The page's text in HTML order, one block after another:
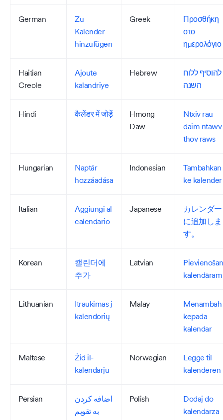
German
Zu
Kalender
hinzufügen
Greek
Προσθήκη
στο
ημερολόγιο
Haitian
Creole
Ajoute
kalandriye
Hebrew
להוסיף ללוח
השנה
Hindi कैलेंडर में जोड़ें
Hmong
Daw
Ntxiv rau
daim ntawv
thov raws
Hungarian
Naptár
hozzáadása
Indonesian
Tambahkan
ke kalender
Italian
Aggiungi al
calendario
Japanese
カレンダー
に追加しま
す。
Korean
캘린더에
추가
Latvian
kalendāram
Lithuanian
Itraukimas į
kalendorių
Malay
Menambah
kepada
kalendar
Maltese
Żid il-
kalendarju
Norwegian
Legge til
kalenderen
Persian
اضافه کردن
به تقویم
Polish
Dodaj do
kalendarza